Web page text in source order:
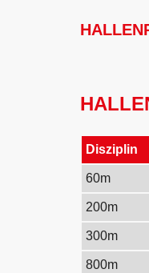
Disziplin
60m
200m
300m
800m